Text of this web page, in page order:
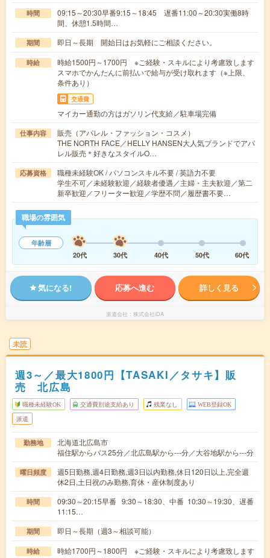
時間
09:15～20:30早番9:15～18:45 遅番11:00～20:30実働8時
間、休憩1.5時間…
期間 即日～長期 開始日はお気軽にご相談ください。
時給
時給1500円～1700円 ※ご経験・スキルにより考慮致します
スマホでかんたんに前払いで給与が受け取れます（※上限、
条件あり）
交通費
マイカー通勤の方はガソリン代支給／駐車場完備
仕事内容
販売（アパレル・ファッション・コスメ）
THE NORTH FACE／HELLY HANSEN大人気ブランドでアパ
レル販売＊好きなスタイルO…
応募資格
職種未経験OK / パソコンスキル不要 / 英語力不要
学生不可／未経験歓迎／経験者優遇／主婦・主夫歓迎／第二
新卒歓迎／フリーター歓迎／学歴不問／履歴書不要…
職場の雰囲気
年齢層
20代
30代 40代 50代 60代
気になる! 応募へ進む 詳しく見る
派遣会社 株式会社iDA
未読
週3～／最大1800円【TASAKI／タサキ】販
売 北広島
職種未経験OK 交通費別途支給あり 残業なし WEB登録OK
派遣
勤務地
北海道北広島市
福住駅からバス25分／北広島駅から---分／大谷地駅から---分
曜日頻度
週5日勤務,週4日勤務,週3日以内勤務,休日120日以上,完全週
休2日,土日祝のみ勤務,育休・産休制度あり
時間
09:30～20:15早番 9:30～18:30、中番 10:30～19:30、遅番
11:15…
期間 即日～長期（週3～相談可能）
時給
時給1700円～1800円 ※ご経験・スキルにより考慮致します